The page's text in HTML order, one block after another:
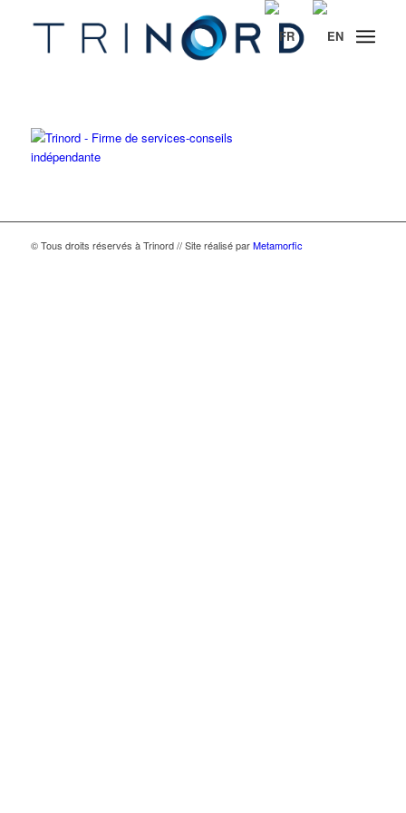
© Tous droits réservés à Trinord // Site réalisé parMetamorfic